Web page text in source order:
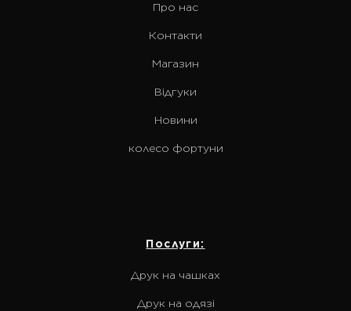
Про нас
Контакти
Магазин
Відгуки
Новини
колесо фортуни
Послуги:
Друк на чашках
Друк на одязі